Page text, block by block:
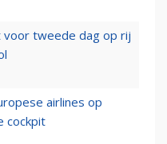
voor tweede dag op rij
airlines op
cockpit